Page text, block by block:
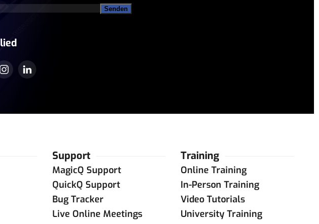
Support
MagicQ Support
QuickQ Support
Bug Tracker
Live Online Meetings
Training
Online Training
In-Person Training
Video Tutorials
University Training